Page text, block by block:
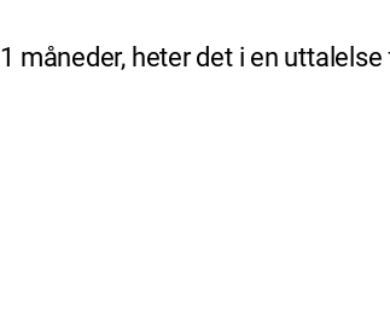
heter det i en uttalelse